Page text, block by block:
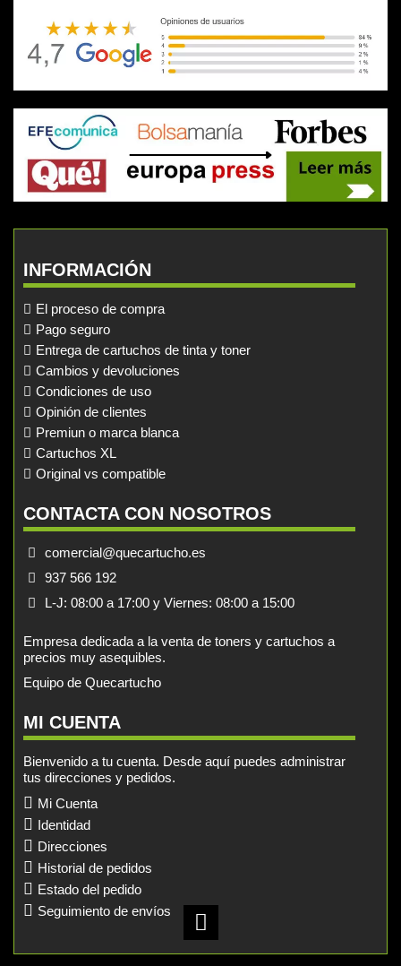
INFORMACIÓN
El proceso de compra
Pago seguro
Entrega de cartuchos de tinta y toner
Cambios y devoluciones
Condiciones de uso
Opinión de clientes
Premiun o marca blanca
Cartuchos XL
Original vs compatible
CONTACTA CON NOSOTROS
comercial@quecartucho.es
937 566 192
L-J: 08:00 a 17:00 y Viernes: 08:00 a 15:00
Empresa dedicada a la venta de toners y cartuchos a
precios muy asequibles.
Equipo de Quecartucho
MI CUENTA
Bienvenido a tu cuenta. Desde aquí puedes administrar
tus direcciones y pedidos.
Mi Cuenta
Identidad
Direcciones
Historial de pedidos
Estado del pedido
Seguimiento de envíos